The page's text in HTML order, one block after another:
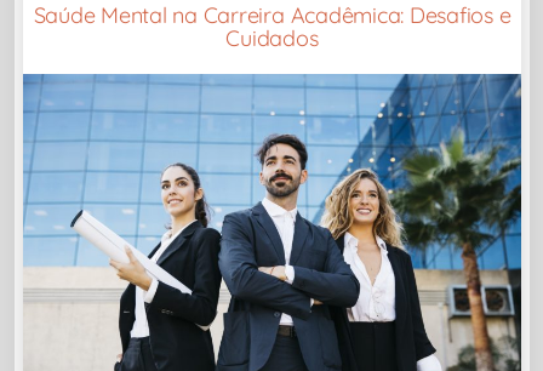
Saúde Mental na Carreira Acadêmica: Desafios e
Cuidados